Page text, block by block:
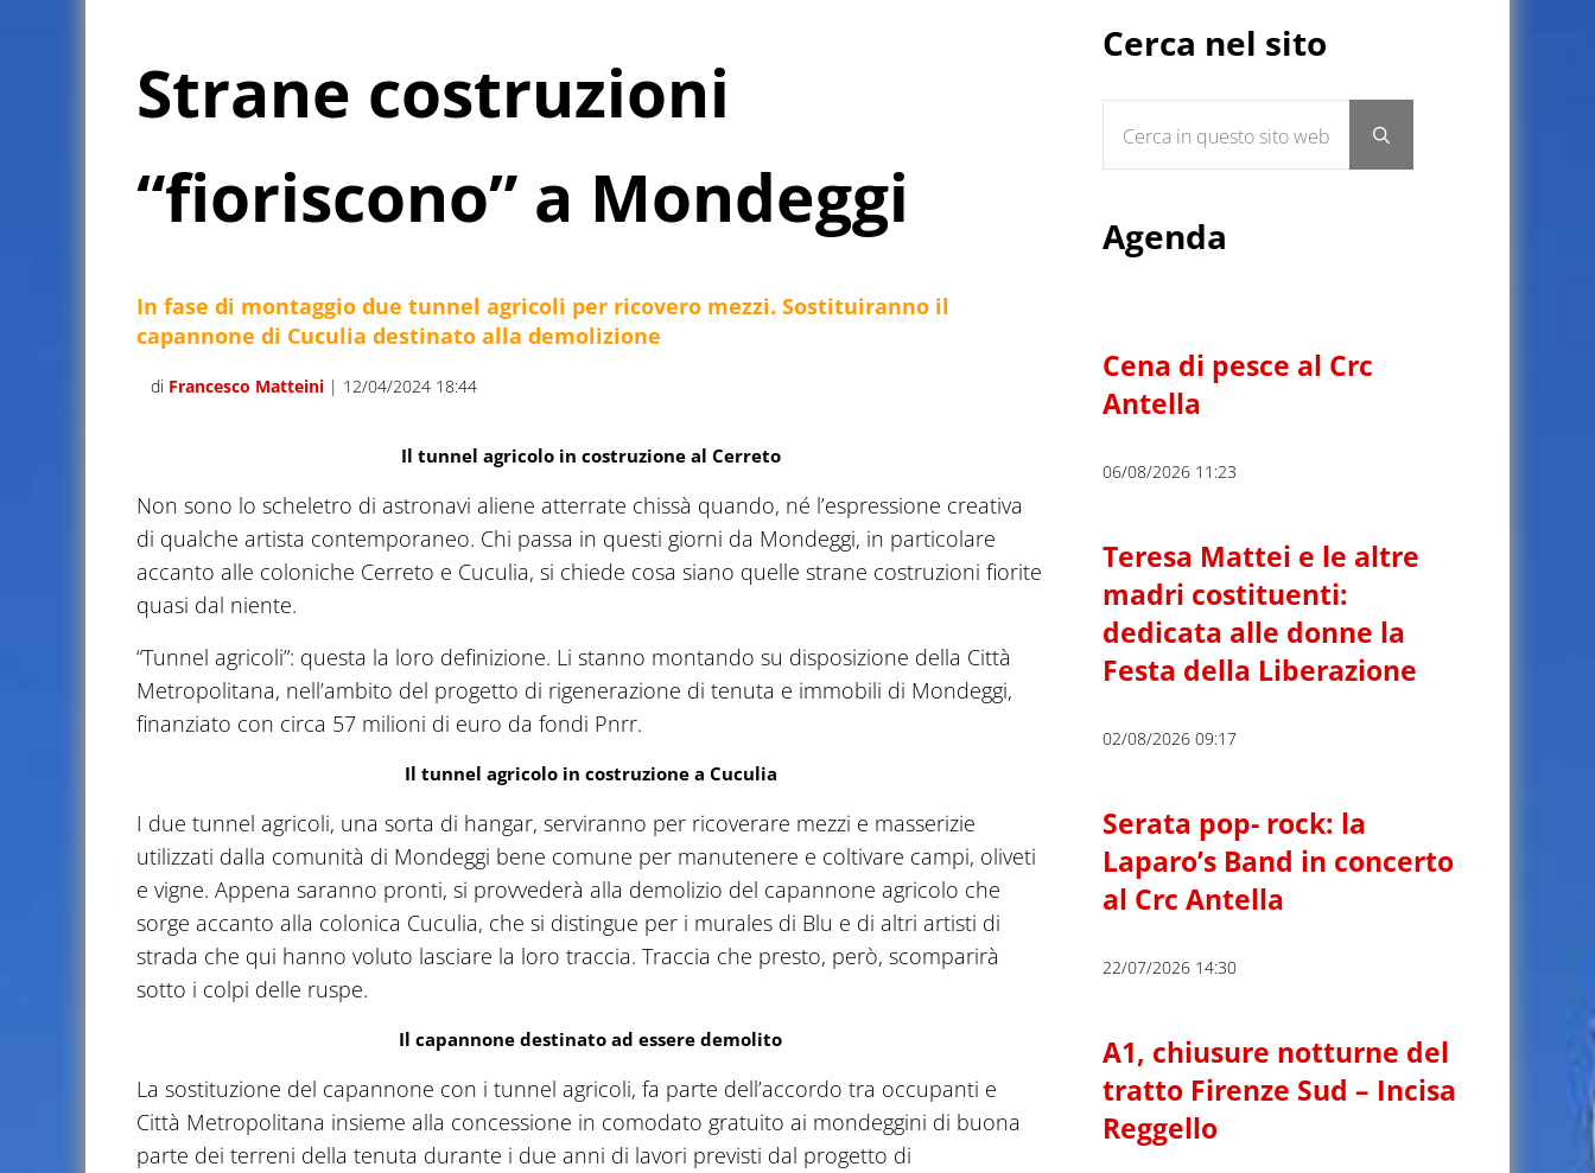
Strane costruzioni
“fioriscono” a Mondeggi
In fase di montaggio due tunnel agricoli per ricovero mezzi. Sostituiranno il
capannone di Cuculia destinato alla demolizione
di Francesco Matteini | 12/04/2024 18:44
Il tunnel agricolo in costruzione al Cerreto
Non sono lo scheletro di astronavi aliene atterrate chissà quando, né l’espressione creativa
di qualche artista contemporaneo. Chi passa in questi giorni da Mondeggi, in particolare
accanto alle coloniche Cerreto e Cuculia, si chiede cosa siano quelle strane costruzioni fiorite
quasi dal niente.
“Tunnel agricoli”: questa la loro definizione. Li stanno montando su disposizione della Città
Metropolitana, nell’ambito del progetto di rigenerazione di tenuta e immobili di Mondeggi,
finanziato con circa 57 milioni di euro da fondi Pnrr.
Il tunnel agricolo in costruzione a Cuculia
I due tunnel agricoli, una sorta di hangar, serviranno per ricoverare mezzi e masserizie
utilizzati dalla comunità di Mondeggi bene comune per manutenere e coltivare campi, oliveti
e vigne. Appena saranno pronti, si provvederà alla demolizio del capannone agricolo che
sorge accanto alla colonica Cuculia, che si distingue per i murales di Blu e di altri artisti di
strada che qui hanno voluto lasciare la loro traccia. Traccia che presto, però, scomparirà
sotto i colpi delle ruspe.
Il capannone destinato ad essere demolito
La sostituzione del capannone con i tunnel agricoli, fa parte dell’accordo tra occupanti e
Città Metropolitana insieme alla concessione in comodato gratuito ai mondeggini di buona
parte dei terreni della tenuta durante i due anni di lavori previsti dal progetto di
Cerca nel sito
Submit search
Agenda
Cena di pesce al Crc
Antella
06/08/2026 11:23
Teresa Mattei e le altre
madri costituenti:
dedicata alle donne la
Festa della Liberazione
02/08/2026 09:17
Serata pop- rock: la
Laparo’s Band in concerto
al Crc Antella
22/07/2026 14:30
A1, chiusure notturne del
tratto Firenze Sud – Incisa
Reggello